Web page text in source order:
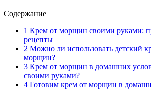
Содержание
1 Крем от морщин своими руками:
рецепты
2 Можно ли использовать детский
морщин?
3 Крем от морщин в домашних
своими руками?
4 Готовим крем от морщин в